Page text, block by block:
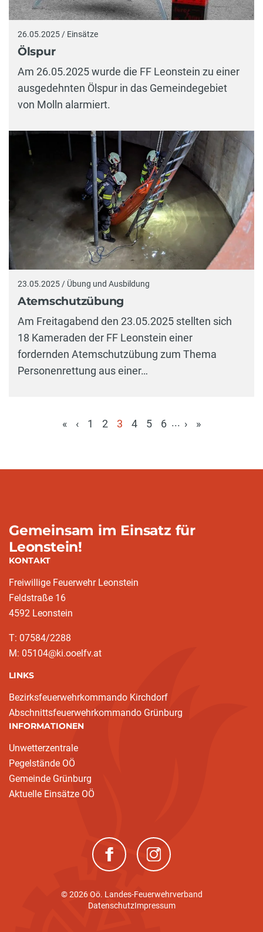
26.05.2025 / Einsätze
Ölspur
Am 26.05.2025 wurde die FF Leonstein zu einer
ausgedehnten Ölspur in das Gemeindegebiet
von Molln alarmiert.
23.05.2025 / Übung und Ausbildung
Atemschutzübung
Am Freitagabend den 23.05.2025 stellten sich
18 Kameraden der FF Leonstein einer
fordernden Atemschutzübung zum Thema
Personenrettung aus einer…
« ‹ 1 2
3
4 5 6 ... › »
Gemeinsam im Einsatz für
Leonstein!
KONTAKT
Freiwillige Feuerwehr Leonstein
Feldstraße 16
4592 Leonstein
T: 07584/2288
M: 05104@ki.ooelfv.at
LINKS
Bezirksfeuerwehrkommando Kirchdorf
Abschnittsfeuerwehrkommando Grünburg
INFORMATIONEN
Unwetterzentrale
Pegelstände OÖ
Gemeinde Grünburg
Aktuelle Einsätze OÖ
(neues Fenster)(neues Fenster)
© 2026 Oö. Landes-Feuerwehrverband
DatenschutzImpressum